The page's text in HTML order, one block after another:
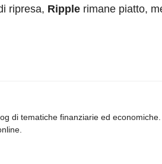
ripresa, Ripple rimane piatto,
di tematiche finanziarie ed